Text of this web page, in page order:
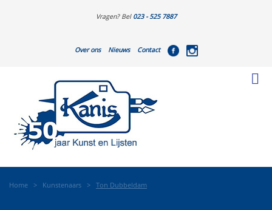
Vragen? Bel 023 - 525 7887
Over ons Nieuws Contact
Home > Kunstenaars > Ton Dubbeldam